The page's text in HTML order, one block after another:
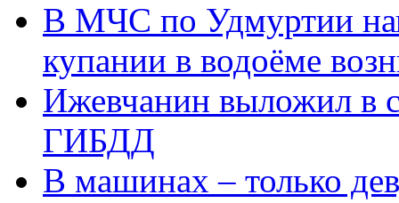
В МЧС по Удмуртии
купании в водоёме
Ижевчанин выложил в
ГИБДД
В машинах – только